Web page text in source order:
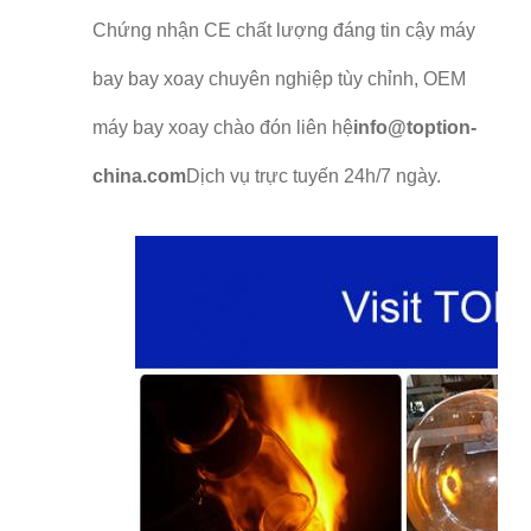
Chứng nhận CE chất lượng đáng tin cậy máy
bay bay xoay chuyên nghiệp tùy chỉnh, OEM
máy bay xoay chào đón liên hệinfo@toption-
china.comDịch vụ trực tuyến 24h/7 ngày.